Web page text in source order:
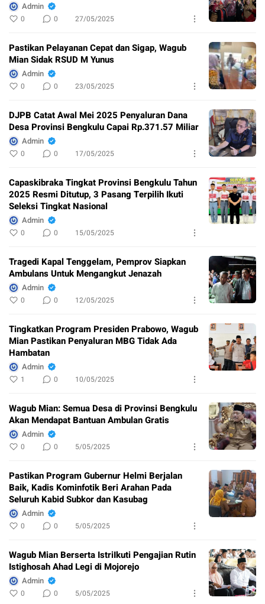
Admin
0 0 27/05/2025
Pastikan Pelayanan Cepat dan Sigap, Wagub
Mian Sidak RSUD M Yunus
Admin
0 0 23/05/2025
DJPB Catat Awal Mei 2025 Penyaluran Dana
Desa Provinsi Bengkulu Capai Rp.371.57 Miliar
Admin
0 0 17/05/2025
Capaskibraka Tingkat Provinsi Bengkulu Tahun
2025 Resmi Ditutup, 3 Pasang Terpilih Ikuti
Seleksi Tingkat Nasional
Admin
0 0 15/05/2025
Tragedi Kapal Tenggelam, Pemprov Siapkan
Ambulans Untuk Mengangkut Jenazah
Admin
0 0 12/05/2025
Tingkatkan Program Presiden Prabowo, Wagub
Mian Pastikan Penyaluran MBG Tidak Ada
Hambatan
Admin
1 0 10/05/2025
Wagub Mian: Semua Desa di Provinsi Bengkulu
Akan Mendapat Bantuan Ambulan Gratis
Admin
0 0 5/05/2025
Pastikan Program Gubernur Helmi Berjalan
Baik, Kadis Kominfotik Beri Arahan Pada
Seluruh Kabid Subkor dan Kasubag
Admin
0 0 5/05/2025
Wagub Mian Berserta IstriIkuti Pengajian Rutin
Istighosah Ahad Legi di Mojorejo
Admin
0 0 5/05/2025